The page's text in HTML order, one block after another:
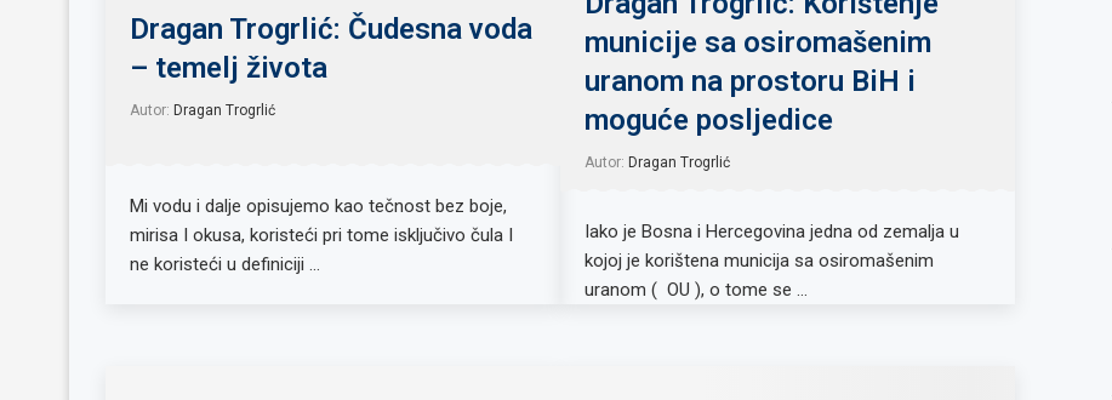
Dragan Trogrlić: Čudesna voda
– temelj života
Autor: Dragan Trogrlić
Mi vodu i dalje opisujemo kao tečnost bez boje,
mirisa I okusa, koristeći pri tome isključivo čula I
ne koristeći u definiciji …
municije sa osiromašenim
uranom na prostoru BiH i
moguće posljedice
Autor: Dragan Trogrlić
Iako je Bosna i Hercegovina jedna od zemalja u
kojoj je korištena municija sa osiromašenim
uranom ( OU ), o tome se …